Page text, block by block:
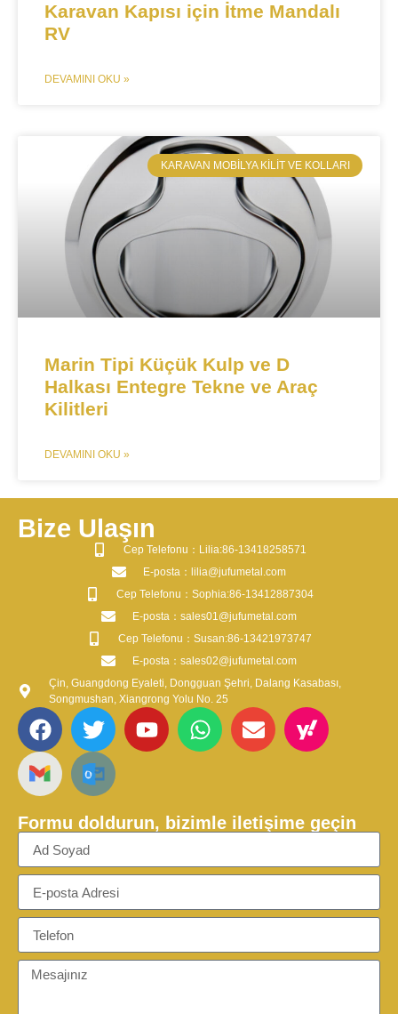
Karavan Kapısı için İtme Mandalı
RV
DEVAMINI OKU »
​KARAVAN MOBILYA KILIT VE KOLLARI
Marin Tipi Küçük Kulp ve D
Halkası Entegre Tekne ve Araç
Kilitleri​
DEVAMINI OKU »
Bize Ulaşın
​Cep Telefonu：Lilia:86-13418258571
​E-posta​：lilia@jufumetal.com
​Cep Telefonu：Sophia:86-13412887304
​E-posta​：sales01@jufumetal.com
​Cep Telefonu：Susan:86-13421973747
​E-posta​：sales02@jufumetal.com
Çin, Guangdong Eyaleti, Dongguan Şehri, Dalang Kasabası,
Songmushan, Xiangrong Yolu No. 25
Formu doldurun, bizimle iletişime geçin